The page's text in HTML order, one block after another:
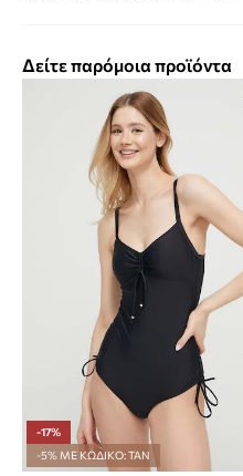
Δείτε παρόμοια προϊόντα
-17%
-5% ΜΕ ΚΩΔΙΚΟ: TAN